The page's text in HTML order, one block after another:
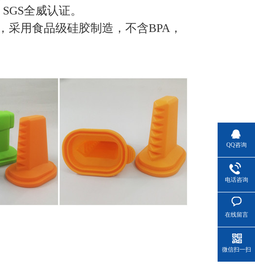
全威认证。
采用食品级硅胶制造，不含BPA，
QQ咨询
电话咨询
在线留言
微信扫一扫